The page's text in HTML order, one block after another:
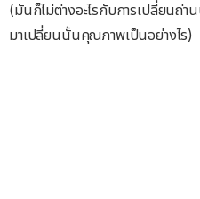
(มันก็ไม่ต่างอะไรกับการเปลี่ยนถ่า
มาเปลี่ยนนั้นคุณภาพเป็นอย่างไร)